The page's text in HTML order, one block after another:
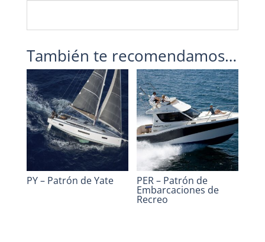
También te recomendamos…
PY – Patrón de Yate PER – Patrón de
Embarcaciones de
Recreo